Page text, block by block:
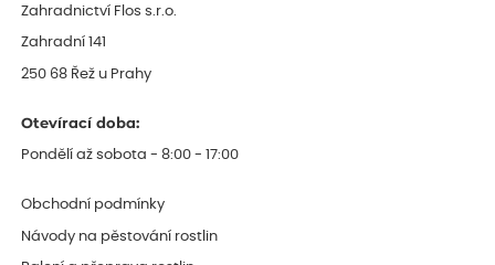
Zahradnictví Flos s.r.o.
Zahradní 141
250 68 Řež u Prahy
Otevírací doba:
Pondělí až sobota - 8:00 - 17:00
Obchodní podmínky
Návody na pěstování rostlin